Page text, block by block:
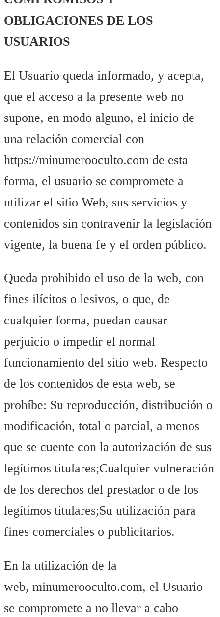
OBLIGACIONES DE LOS
USUARIOS
El Usuario queda informado, y acepta,
que el acceso a la presente web no
supone, en modo alguno, el inicio de
una relación comercial con
https://minumerooculto.com de esta
forma, el usuario se compromete a
utilizar el sitio Web, sus servicios y
contenidos sin contravenir la legislación
vigente, la buena fe y el orden público.
Queda prohibido el uso de la web, con
fines ilícitos o lesivos, o que, de
cualquier forma, puedan causar
perjuicio o impedir el normal
funcionamiento del sitio web. Respecto
de los contenidos de esta web, se
prohíbe: Su reproducción, distribución o
modificación, total o parcial, a menos
que se cuente con la autorización de sus
legítimos titulares;Cualquier vulneración
de los derechos del prestador o de los
legítimos titulares;Su utilización para
fines comerciales o publicitarios.
En la utilización de la
web, minumerooculto.com, el Usuario
se compromete a no llevar a cabo